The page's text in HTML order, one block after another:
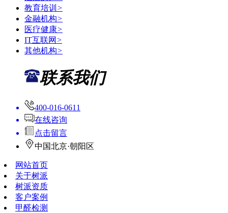
教育培训 >
金融机构>
医疗健康>
IT互联网 >
其他机构>
联系我们
400-016-0611
在线咨询
点击留言
中国北京·朝阳区
网站首页
关于树派
树派资质
客户案例
甲醛检测